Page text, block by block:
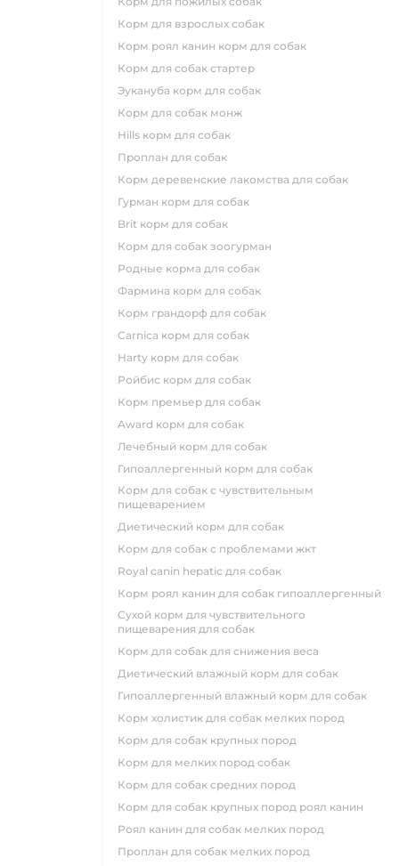
корм для взрослых собак
корм роял канин корм для собак
корм для собак стартер
эукануба корм для собак
корм для собак монж
hills корм для собак
проплан для собак
корм деревенские лакомства для собак
гурман корм для собак
brit корм для собак
корм для собак зоогурман
родные корма для собак
фармина корм для собак
корм грандорф для собак
carnica корм для собак
harty корм для собак
ройбис корм для собак
корм премьер для собак
award корм для собак
лечебный корм для собак
гипоаллергенный корм для собак
корм для собак с чувствительным
пищеварением
диетический корм для собак
корм для собак с проблемами жкт
royal canin hepatic для собак
корм роял канин для собак гипоаллергенный
сухой корм для чувствительного
пищеварения для собак
корм для собак для снижения веса
диетический влажный корм для собак
гипоаллергенный влажный корм для собак
корм холистик для собак мелких пород
корм для собак крупных пород
корм для мелких пород собак
корм для собак средних пород
корм для собак крупных пород роял канин
роял канин для собак мелких пород
проплан для собак мелких пород